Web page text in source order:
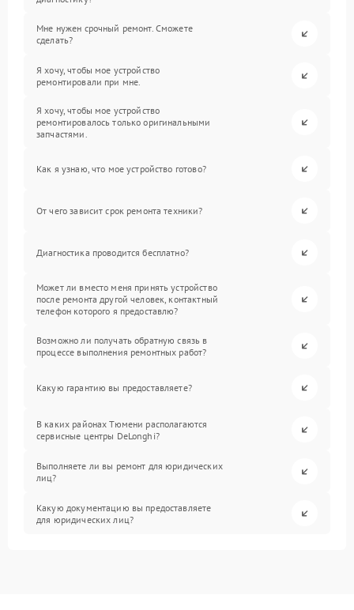
Мне нужен срочный ремонт. Сможете
сделать?
Я хочу, чтобы мое устройство
ремонтировали при мне.
Я хочу, чтобы мое устройство
ремонтировалось только оригинальными
запчастями.
Как я узнаю, что мое устройство готово?
От чего зависит срок ремонта техники?
Диагностика проводится бесплатно?
Может ли вместо меня принять устройство
после ремонта другой человек, контактный
телефон которого я предоставлю?
Возможно ли получать обратную связь в
процессе выполнения ремонтных работ?
Какую гарантию вы предоставляете?
В каких районах Тюмени располагаются
сервисные центры DeLonghi?
Выполняете ли вы ремонт для юридических
лиц?
Какую документацию вы предоставляете
для юридических лиц?